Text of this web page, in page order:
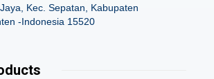
Kec. Sepatan, Kabupaten
-Indonesia 15520